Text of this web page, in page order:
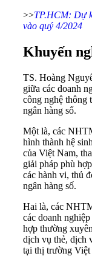
>>TP.HCM: Dự
vào quý 4/2024
Khuyến
TS. Hoàng
giữa các doanh
công nghệ thông
ngân hàng số.
Một là, các
hình thành hệ
của Việt Nam,
giải pháp phù
các hành vi, thủ
ngân hàng số.
Hai là, các
các doanh
hợp thường
dịch vụ thẻ, dịch
tại thị trường Việt